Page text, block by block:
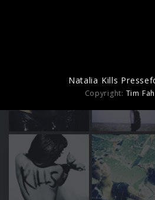
Natalia Kills
Copyright: Tim